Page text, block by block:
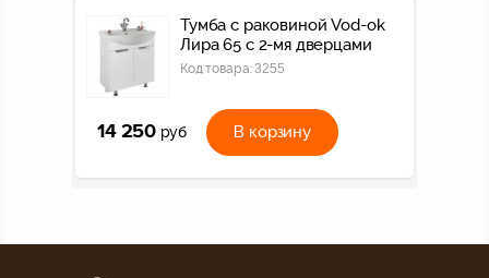
Тумба с раковиной Vod-ok
Лира 65 с 2-мя дверцами
Код товара:3255
14 250 руб В корзину